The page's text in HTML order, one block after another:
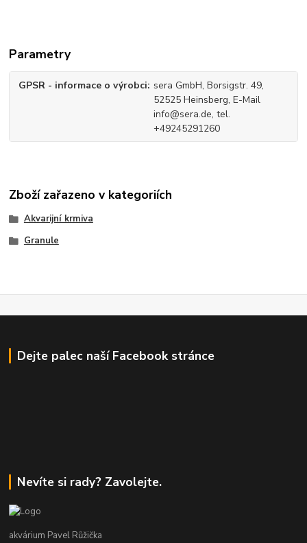
Parametry
GPSR - informace o výrobci sera GmbH, Borsigstr. 49,
52525 Heinsberg, E-Mail
info@sera.de, tel.
+49245291260
Zboží zařazeno v kategoriích
Akvarijní krmiva
Granule
Dejte palec naší Facebook stránce
Nevíte si rady? Zavolejte.
akvárium Pavel Růžička